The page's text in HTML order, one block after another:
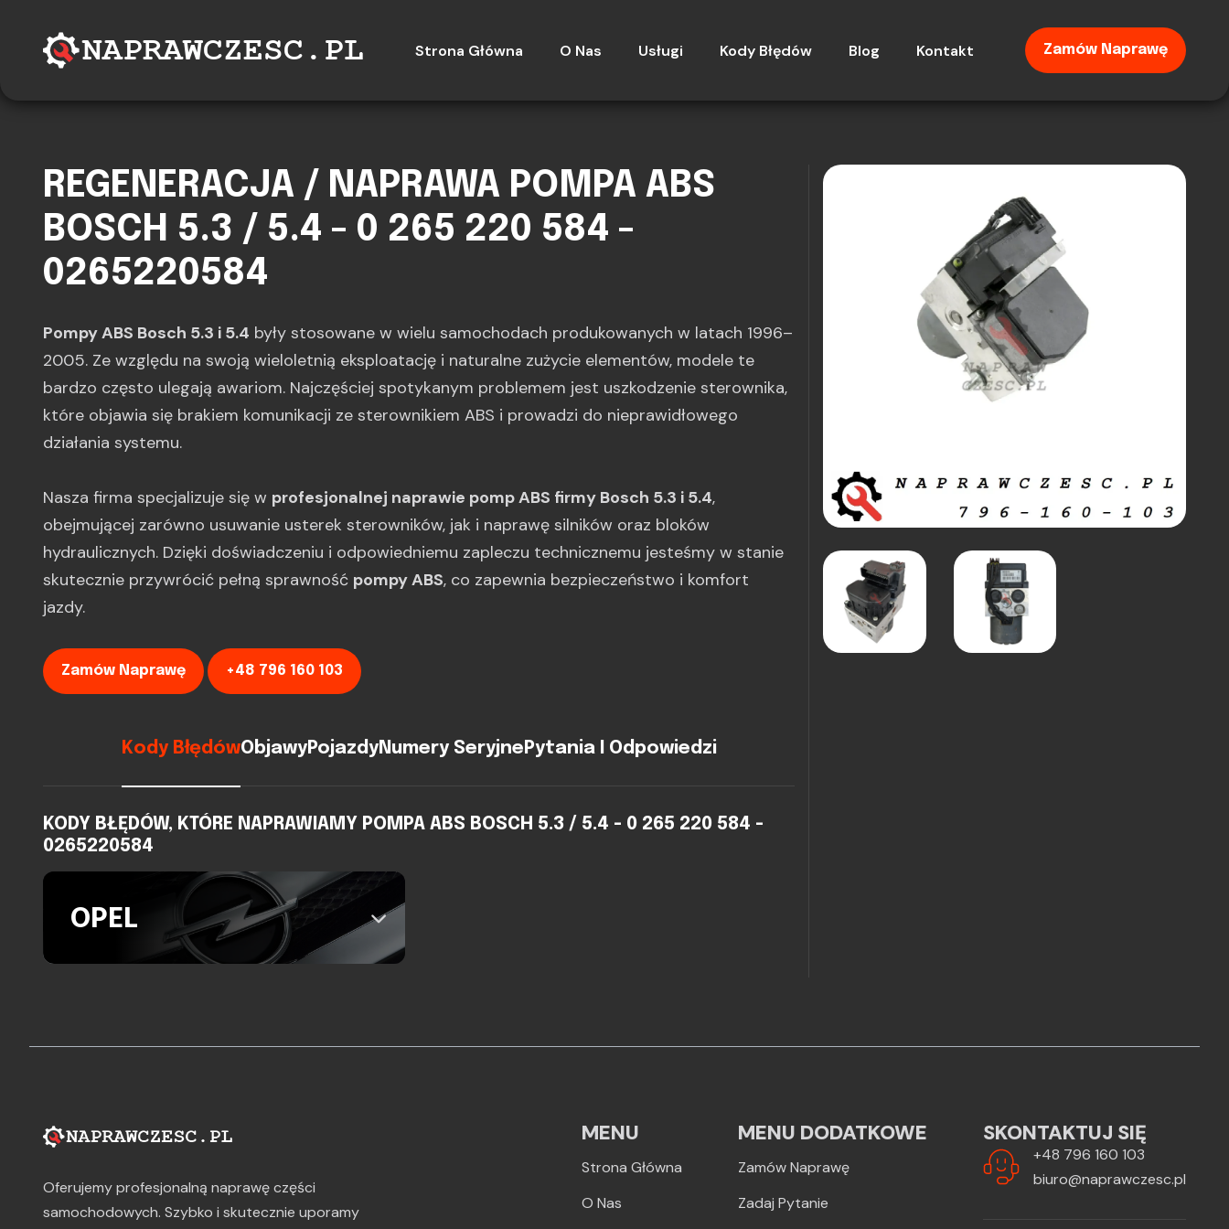
Strona Główna O Nas Usługi Kody Błędów Blog Kontakt Zamów Naprawę
REGENERACJA / NAPRAWA POMPA ABS
BOSCH 5.3 / 5.4 - 0 265 220 584 -
0265220584
Pompy ABS Bosch 5.3 i 5.4 były stosowane w wielu samochodach produkowanych w latach 1996–
2005. Ze względu na swoją wieloletnią eksploatację i naturalne zużycie elementów, modele te
bardzo często ulegają awariom. Najczęściej spotykanym problemem jest uszkodzenie sterownika,
które objawia się brakiem komunikacji ze sterownikiem ABS i prowadzi do nieprawidłowego
działania systemu.
Nasza firma specjalizuje się w profesjonalnej naprawie pomp ABS firmy Bosch 5.3 i 5.4,
obejmującej zarówno usuwanie usterek sterowników, jak i naprawę silników oraz bloków
hydraulicznych. Dzięki doświadczeniu i odpowiedniemu zapleczu technicznemu jesteśmy w stanie
skutecznie przywrócić pełną sprawność pompy ABS, co zapewnia bezpieczeństwo i komfort
jazdy.
Zamów Naprawę +48 796 160 103
Kody BłędówObjawyPojazdyNumery Seryjne Pytania I Odpowiedzi
KODY BŁĘDÓW, KTÓRE NAPRAWIAMY POMPA ABS BOSCH 5.3 / 5.4 - 0 265 220 584 -
0265220584
OPEL
Oferujemy profesjonalną naprawę części
samochodowych. Szybko i skutecznie uporamy
MENU
Strona Główna
O Nas
MENU DODATKOWE
Zamów Naprawę
Zadaj Pytanie
SKONTAKTUJ SIĘ
+48 796 160 103
biuro@naprawczesc.pl